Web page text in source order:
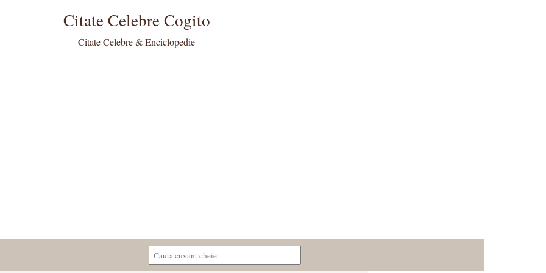
Citate Celebre Cogito
Citate Celebre & Enciclopedie